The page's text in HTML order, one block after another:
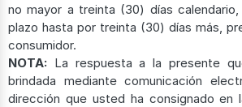
no mayor a treinta (30) días calendario,
plazo hasta por treinta (30) días más,
consumidor.
NOTA: La respuesta a la presente
brindada mediante comunicación
dirección que usted ha consignado en